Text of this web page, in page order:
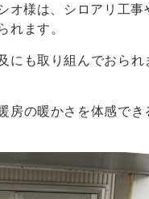
オ様は、シロアリ工
れます。
にも取り組んでおら
房の暖かさを体感で